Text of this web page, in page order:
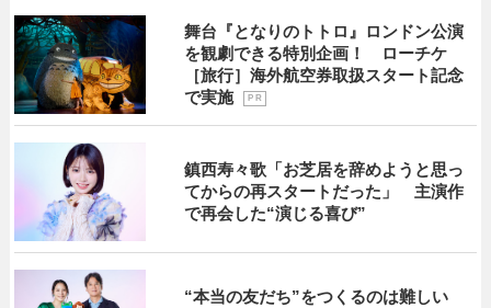
舞台『となりのトトロ』ロンドン公演
を観劇できる特別企画！ ローチケ
［旅行］海外航空券取扱スタート記念
で実施
P R
鎮西寿々歌「お芝居を辞めようと思っ
てからの再スタートだった」 主演作
で再会した“演じる喜び”
“本当の友だち”をつくるのは難しい